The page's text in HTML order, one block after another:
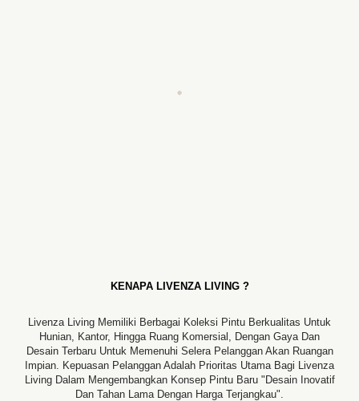
KENAPA LIVENZA LIVING ?
Livenza Living Memiliki Berbagai Koleksi Pintu Berkualitas Untuk
Hunian, Kantor, Hingga Ruang Komersial, Dengan Gaya Dan
Desain Terbaru Untuk Memenuhi Selera Pelanggan Akan Ruangan
Impian. Kepuasan Pelanggan Adalah Prioritas Utama Bagi Livenza
Living Dalam Mengembangkan Konsep Pintu Baru "desain Inovatif
Dan Tahan Lama Dengan Harga Terjangkau".